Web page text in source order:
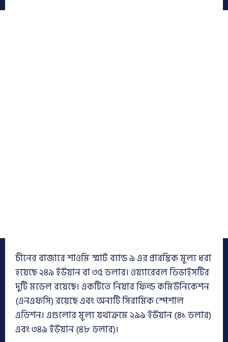
চীনের বাজারে শাওমি স্মার্ট ব্যান্ড ৯ এর প্রারম্ভিক মূল্য ধরা
হয়েছে ২৪৯ ইউয়ান বা ৩৫ ডলার। ওয়্যারেবল ডিভাইসটির
দুটি মডেল রয়েছে। একটিতে নিয়ার ফিল্ড কমিউনিকেশন
(এনএফসি) রয়েছে এবং অন্যটি সিরামিক স্পেশাল
এডিশন। এগুলোর মূল্য যথাক্রমে ২৯৯ ইউয়ান (৪১ ডলার)
এবং ৩৪৯ ইউয়ান (৪৮ ডলার)।